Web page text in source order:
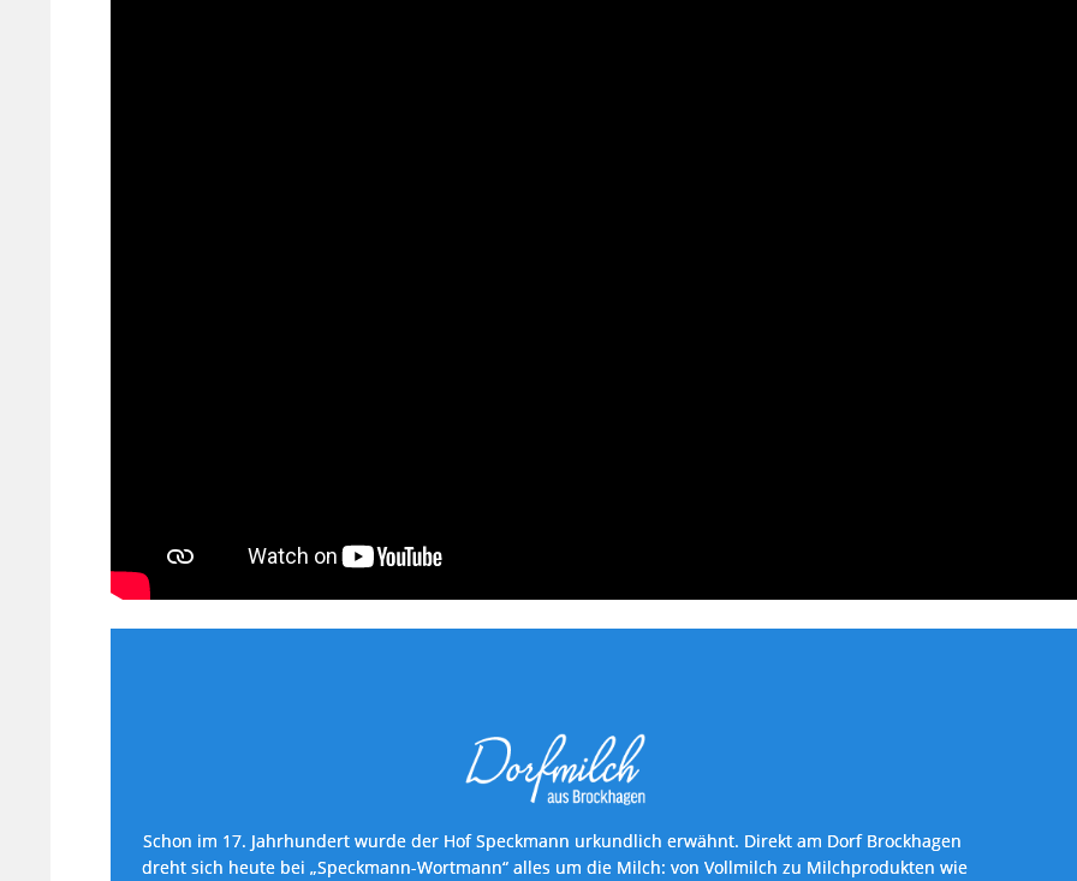
Schon im 17. Jahrhundert wurde der Hof Speckmann urkundlich erwähnt. Direkt am Dorf Brockhagen
dreht sich heute bei „Speckmann-Wortmann“ alles um die Milch: von Vollmilch zu Milchprodukten wie